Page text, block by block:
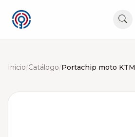
Inicio/Catálogo/Portachip moto KTM